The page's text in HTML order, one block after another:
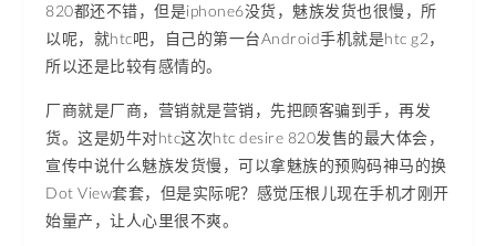
820都还不错，但是iphone6没货，魅族发货也很慢，所
以呢，就htc吧，自己的第一台Android手机就是htc g2，
所以还是比较有感情的。
厂商就是厂商，营销就是营销，先把顾客骗到手，再发
货。这是奶牛对htc这次htc desire 820发售的最大体会，
宣传中说什么魅族发货慢，可以拿魅族的预购码神马的换
Dot View套套，但是实际呢？感觉压根儿现在手机才刚开
始量产，让人心里很不爽。